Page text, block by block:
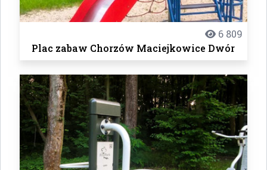
6 809
Plac zabaw Chorzów Maciejkowice Dwór